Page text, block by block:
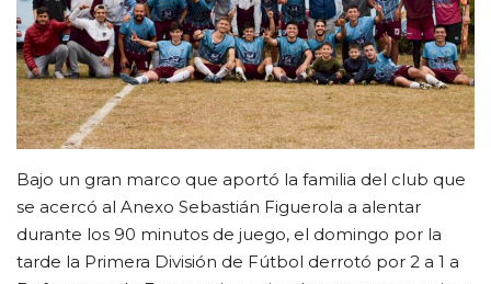
CLUB DE BENEFICIOS
Contacto
Bajo un gran marco que aportó la familia del club que
se acercó al Anexo Sebastián Figuerola a alentar
durante los 90 minutos de juego, el domingo por la
tarde la Primera División de Fútbol derrotó por 2 a 1 a